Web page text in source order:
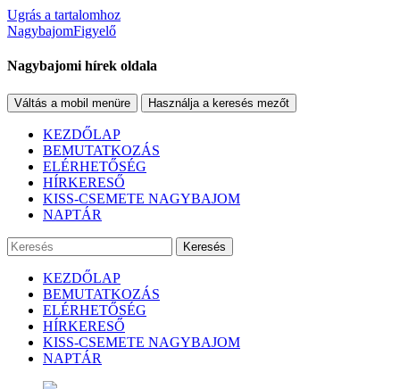
Ugrás a tartalomhoz
NagybajomFigyelő
Nagybajomi hírek oldala
Váltás a mobil menüre Használja a keresés mezőt
KEZDŐLAP
BEMUTATKOZÁS
ELÉRHETŐSÉG
HÍRKERESŐ
KISS-CSEMETE NAGYBAJOM
NAPTÁR
Keresés
KEZDŐLAP
BEMUTATKOZÁS
ELÉRHETŐSÉG
HÍRKERESŐ
KISS-CSEMETE NAGYBAJOM
NAPTÁR